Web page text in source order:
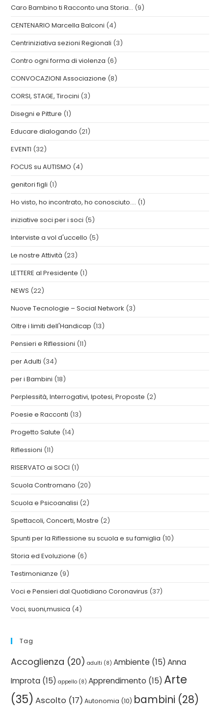
Caro Bambino ti Racconto una Storia… (9)
CENTENARIO Marcella Balconi (4)
Centriniziativa sezioni Regionali (3)
Contro ogni forma di violenza (6)
CONVOCAZIONI Associazione (8)
CORSI, STAGE, Tirocini (3)
Disegni e Pitture (1)
Educare dialogando (21)
EVENTI (32)
FOCUS su AUTISMO (4)
genitori figli (1)
Ho visto, ho incontrato, ho conosciuto…. (1)
iniziative soci per i soci (5)
Interviste a vol d'uccello (5)
Le nostre Attività (23)
LETTERE al Presidente (1)
NEWS (22)
Nuove Tecnologie – Social Network (3)
Oltre i limiti dell'Handicap (13)
Pensieri e Riflessioni (11)
per Adulti (34)
per i Bambini (18)
Perplessità, Interrogativi, Ipotesi, Proposte (2)
Poesie e Racconti (13)
Progetto Salute (14)
Riflessioni (11)
RISERVATO ai SOCI (1)
Scuola Contromano (20)
Scuola e Psicoanalisi (2)
Spettacoli, Concerti, Mostre (2)
Spunti per la Riflessione su scuola e su famiglia (10)
Storia ed Evoluzione (6)
Testimonianze (9)
Voci e Pensieri dal Quotidiano Coronavirus (37)
Voci, suoni,musica (4)
Tag
Accoglienza (20) adulti (8) Ambiente (15) Anna
Improta (15) appello (8) Apprendimento (15) Arte
(35) Ascolto (17) Autonomia (10) bambini (28)